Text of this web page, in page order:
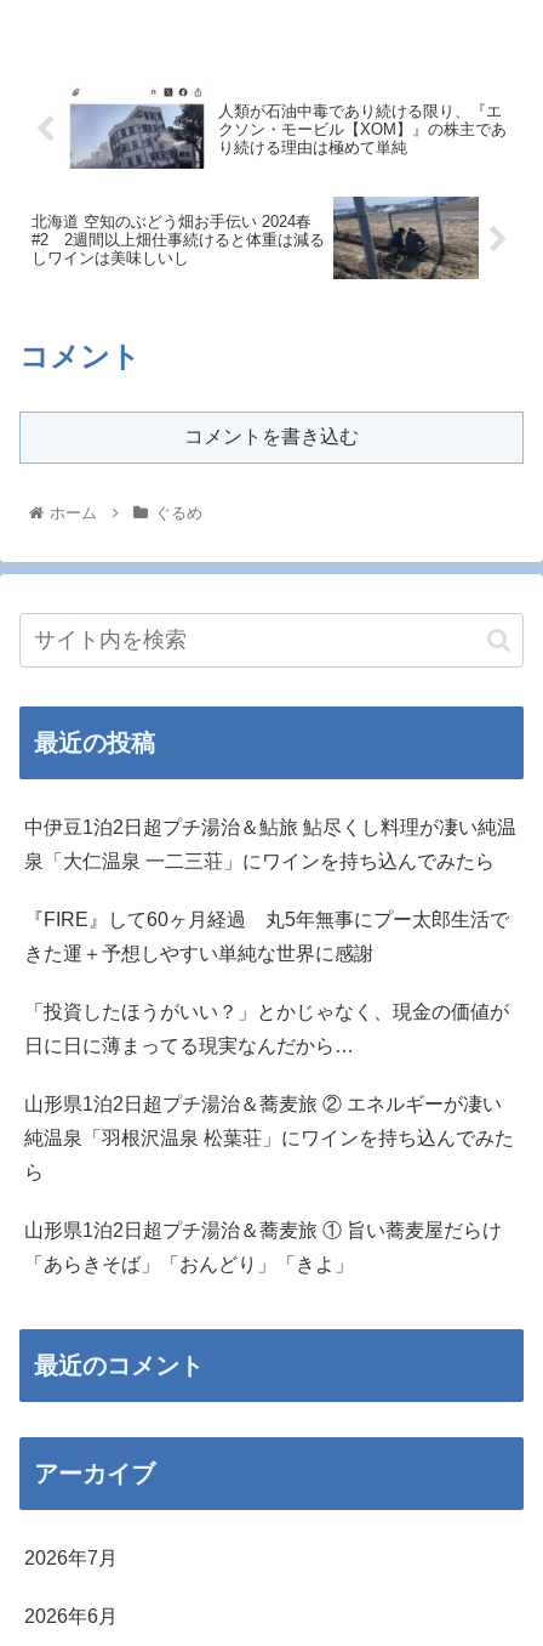
人類が石油中毒であり続ける限り、『エ
クソン・モービル【XOM】』の株主であ
り続ける理由は極めて単純
北海道 空知のぶどう畑お手伝い 2024春
#2 2週間以上畑仕事続けると体重は減る
しワインは美味しいし
コメント
コメントを書き込む
ホーム ぐるめ
最近の投稿
中伊豆1泊2日超プチ湯治＆鮎旅 鮎尽くし料理が凄い純温
泉「大仁温泉 一二三荘」にワインを持ち込んでみたら
『FIRE』して60ヶ月経過 丸5年無事にプー太郎生活で
きた運＋予想しやすい単純な世界に感謝
「投資したほうがいい？」とかじゃなく、現金の価値が
日に日に薄まってる現実なんだから…
山形県1泊2日超プチ湯治＆蕎麦旅 ② エネルギーが凄い
純温泉「羽根沢温泉 松葉荘」にワインを持ち込んでみた
ら
山形県1泊2日超プチ湯治＆蕎麦旅 ① 旨い蕎麦屋だらけ
「あらきそば」「おんどり」「きよ」
最近のコメント
アーカイブ
2026年7月
2026年6月